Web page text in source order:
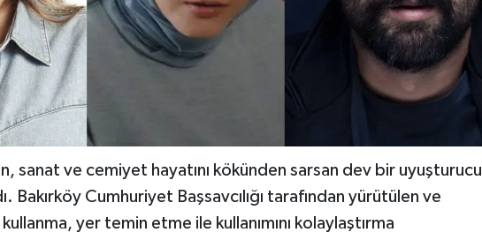
sanat ve cemiyet hayatını kökünden sarsan dev bir uyuşturucu
Bakırköy Cumhuriyet Başsavcılığı tarafından yürütülen ve
yer temin etme ile kullanımını kolaylaştırma